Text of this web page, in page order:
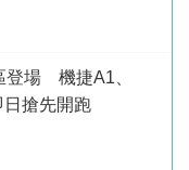
登場 機捷A1、
搶先開跑